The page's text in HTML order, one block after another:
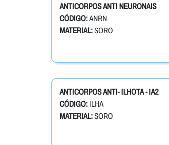
ANTICORPOS ANTI NEURONAIS
CÓDIGO:ANRN
MATERIAL:SORO
ANTICORPOS ANTI- ILHOTA - IA2
CÓDIGO: ILHA
MATERIAL:SORO